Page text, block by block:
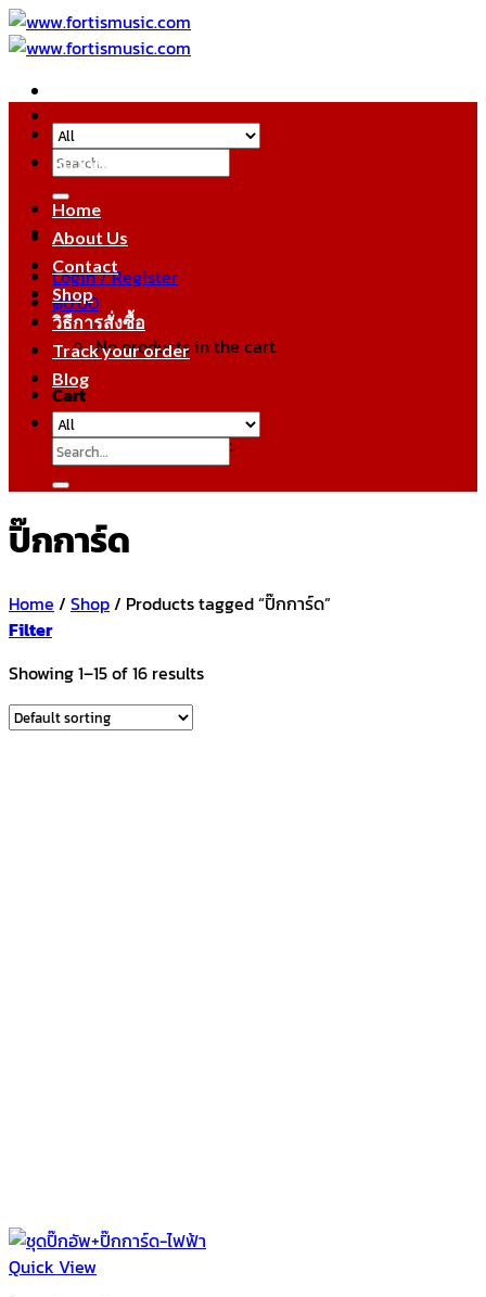
Skip
to
Search
for:
Login / Register
฿0.00
No products in the cart.
Cart
No products in the cart.
หมวดหมู่สินค้า
Home
About Us
Contact
Shop
วิธีการสั่งซื้อ
Track your order
Blog
Search
for:
ปิ๊กการ์ด
Home / Shop/ Products tagged “ปิ๊กการ์ด”
Filter
Showing 1–15 of 16 results
Quick View